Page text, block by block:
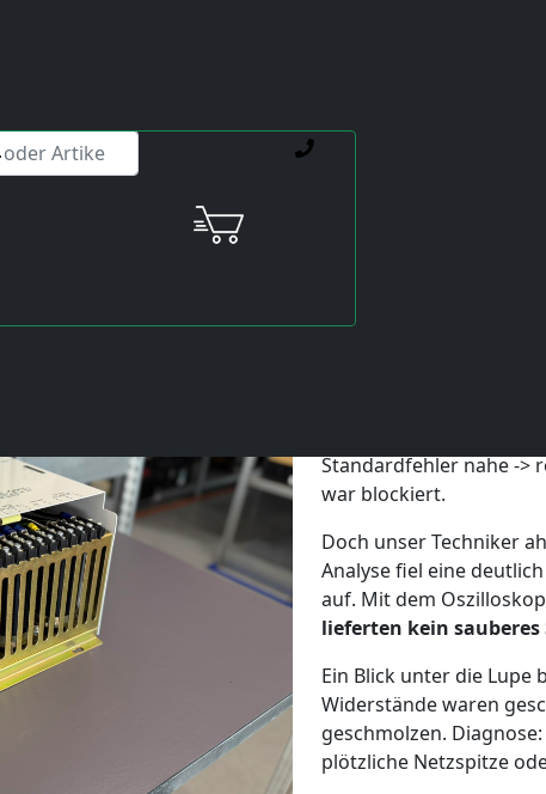
Überspannung HAAS Vector Drive 20 HP 93-69-1010
31.08.2025 von Viktor
Standardfehler nahe ->
war blockiert.
Doch unser Techniker
Analyse fiel eine
auf. Mit dem
lieferten kein sauberes
Ein Blick unter die Lupe
Widerstände waren
geschmolzen. Diagnose:
plötzliche Netzspitze